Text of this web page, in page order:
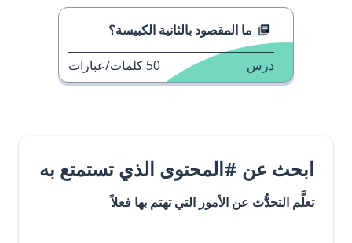
ما المقصود بالثانية الكبيسة؟
درس 50كلمات/عبارات
ابحث عن #المحتوى الذي تستمتع به
تعلَّم التحدُّث عن الأمور التي تهتم بها فعلاً